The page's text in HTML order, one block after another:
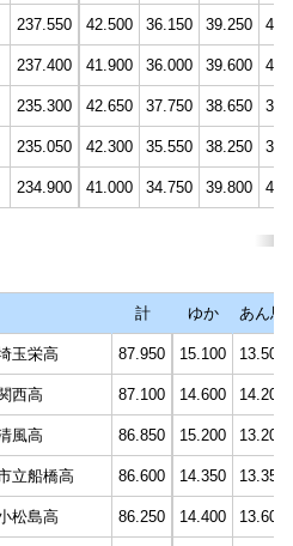
237.550 42.500 36.150 39.250
237.400 41.900 36.000 39.600
235.300 42.650 37.750 38.650
235.050 42.300 35.550 38.250
234.900 41.000 34.750 39.800
計 ゆか あん馬
玉栄高 87.950 15.100 13.500
西高 87.100 14.600 14.200
風高 86.850 15.200 13.200
立船橋高 86.600 14.350 13.350
松島高 86.250 14.400 13.600